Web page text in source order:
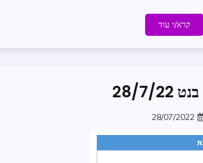
קרא/י עוד
תקלות
המשפט
7/22
28/07/2022